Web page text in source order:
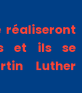
réaliseront
et ils se
Luther